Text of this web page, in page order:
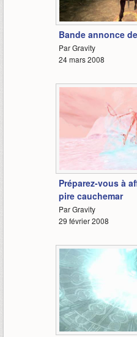
Bande annonce
Par Gravity
24 mars 2008
Préparez-vous à
pire cauchemar
Par Gravity
29 février 2008